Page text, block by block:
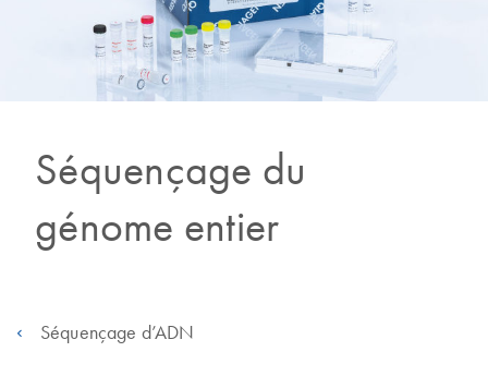
Séquençage du
génome entier
Séquençage d’ADN